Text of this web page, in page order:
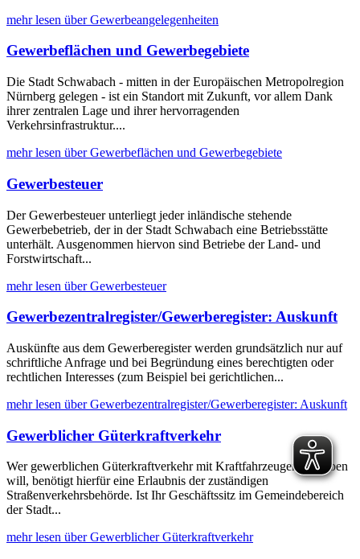
mehr lesen über Gewerbeangelegenheiten
Gewerbeflächen und Gewerbegebiete
Die Stadt Schwabach - mitten in der Europäischen Metropolregion
Nürnberg gelegen - ist ein Standort mit Zukunft, vor allem Dank
ihrer zentralen Lage und ihrer hervorragenden
Verkehrsinfrastruktur....
mehr lesen über Gewerbeflächen und Gewerbegebiete
Gewerbesteuer
Der Gewerbesteuer unterliegt jeder inländische stehende
Gewerbebetrieb, der in der Stadt Schwabach eine Betriebsstätte
unterhält. Ausgenommen hiervon sind Betriebe der Land- und
Forstwirtschaft...
mehr lesen über Gewerbesteuer
Gewerbezentralregister/Gewerberegister: Auskunft
Auskünfte aus dem Gewerberegister werden grundsätzlich nur auf
schriftliche Anfrage und bei Begründung eines berechtigten oder
rechtlichen Interesses (zum Beispiel bei gerichtlichen...
mehr lesen über Gewerbezentralregister/Gewerberegister: Auskunft
Gewerblicher Güterkraftverkehr
Wer gewerblichen Güterkraftverkehr mit Kraftfahrzeugen betreiben
will, benötigt hierfür eine Erlaubnis der zuständigen
Straßenverkehrsbehörde. Ist Ihr Geschäftssitz im Gemeindebereich
der Stadt...
mehr lesen über Gewerblicher Güterkraftverkehr